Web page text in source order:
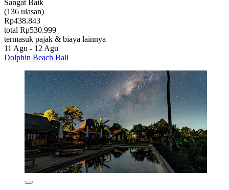
Sangat Baik
(136 ulasan)
Rp438.843
total Rp530.999
termasuk pajak & biaya lainnya
11 Agu - 12 Agu
Dolphin Beach Bali